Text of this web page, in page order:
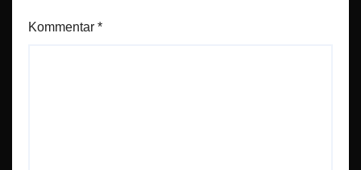
Kommentar *